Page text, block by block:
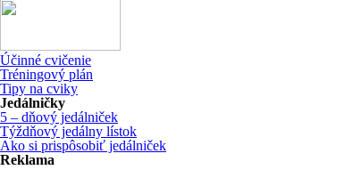
Účinné cvičenie
Tréningový plán
Tipy na cviky
Jedálničky
5 – dňový jedálniček
Týždňový jedálny lístok
Ako si prispôsobiť jedálniček
Reklama